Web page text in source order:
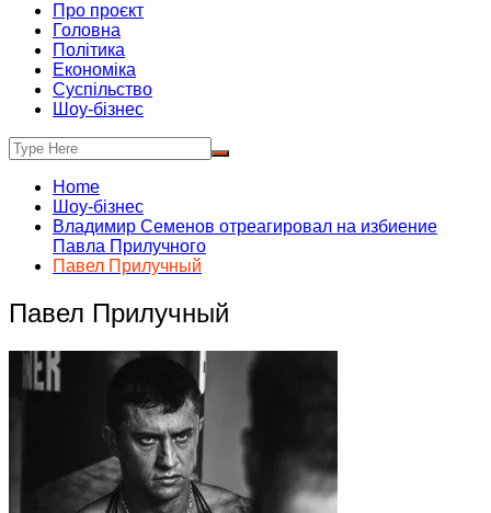
Про проєкт
Головна
Політика
Економіка
Суспільство
Шоу-бізнес
Home
Шоу-бізнес
Владимир Семенов отреагировал на избиение
Павла Прилучного
Павел Прилучный
Павел Прилучный